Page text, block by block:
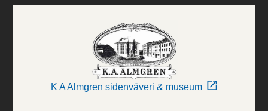
K A Almgren sidenväveri & museum